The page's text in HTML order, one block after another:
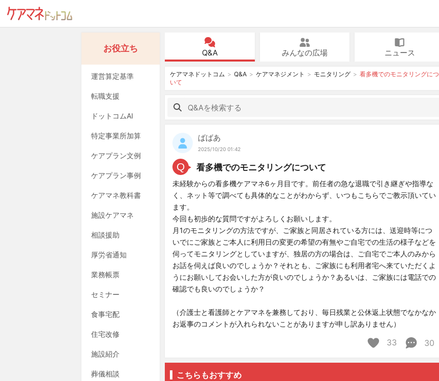
お役立ち
運営算定基準
転職支援
ドットコムAI
特定事業所加算
ケアプラン文例
ケアプラン事例
ケアマネ教科書
施設ケアマネ
相談援助
厚労省通知
業務帳票
セミナー
食事宅配
住宅改修
施設紹介
葬儀相談
Q&A みんなの広場 ニュース
ケアマネドットコム Q&A ケアマネジメント モニタリング
看多機でのモニタリングにつ
いて
ばばあ
2025/10/20 01:42
Q 看多機でのモニタリングについて
未経験からの看多機ケアマネ6ヶ月目です。前任者の急な退職で引き継ぎや指導な
く、ネット等で調べても具体的なことがわからず、いつもこちらでご教示頂いてい
ます。
今回も初歩的な質問ですがよろしくお願いします。
月1のモニタリングの方法ですが、ご家族と同居されている方には、送迎時等につ
いでにご家族とご本人に利用日の変更の希望の有無やご自宅での生活の様子などを
伺ってモニタリングとしていますが、独居の方の場合は、ご自宅でご本人のみから
お話を伺えば良いのでしょうか？それとも、ご家族にも利用者宅へ来ていただくよ
うにお願いしてお会いした方が良いのでしょうか？あるいは、ご家族には電話での
確認でも良いのでしょうか？
（介護士と看護師とケアマネを兼務しており、毎日残業と公休返上状態でなかなか
お返事のコメントが入れられないことがありますが申し訳ありません）
33 30
こちらもおすすめ